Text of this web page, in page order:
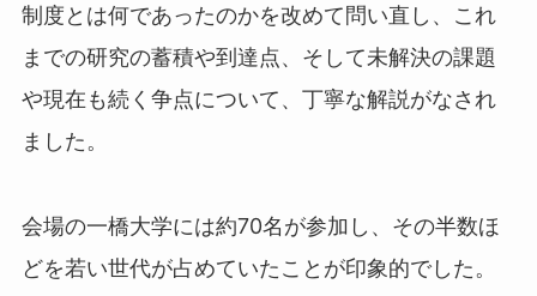
制度とは何であったのかを改めて問い直し、これ
までの研究の蓄積や到達点、そして未解決の課題
や現在も続く争点について、丁寧な解説がなされ
ました。
会場の一橋大学には約70名が参加し、その半数ほ
どを若い世代が占めていたことが印象的でした。